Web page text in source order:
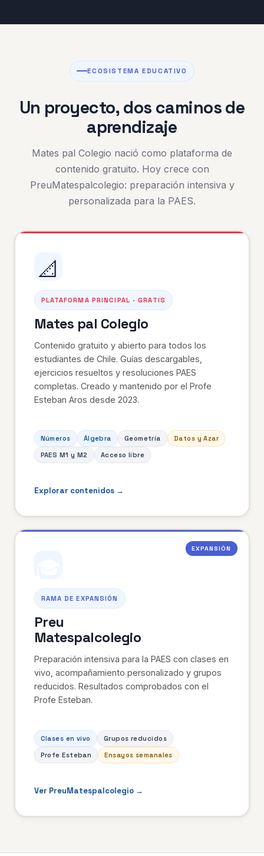
ECOSISTEMA EDUCATIVO
Un proyecto, dos caminos de
aprendizaje
Mates pal Colegio nació como plataforma de
contenido gratuito. Hoy crece con
PreuMatespalcolegio: preparación intensiva y
personalizada para la PAES.
📐
PLATAFORMA PRINCIPAL · GRATIS
Mates pal Colegio
Contenido gratuito y abierto para todos los
estudiantes de Chile. Guías descargables,
ejercicios resueltos y resoluciones PAES
completas. Creado y mantenido por el Profe
Esteban Aros desde 2023.
Números Álgebra Geometría
Datos y Azar
PAES M1 y M2
Acceso libre
Explorar contenidos →
EXPANSIÓN
RAMA DE EXPANSIÓN
Preu
Matespalcolegio
Preparación intensiva para la PAES con clases en
vivo, acompañamiento personalizado y grupos
reducidos. Resultados comprobados con el
Profe Esteban.
Clases en vivo
Grupos reducidos
Profe Esteban
Ensayos semanales
Ver PreuMatespalcolegio →